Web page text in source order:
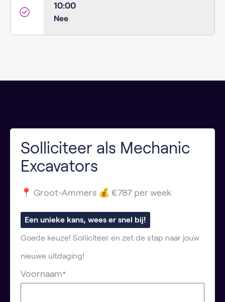
10:00
Nee
Solliciteer als Mechanic
Excavators
📍 Groot-Ammers 💰 €787 per week
Een unieke kans, wees er snel bij!
Goede keuze! Solliciteer en zet de stap naar jouw
nieuwe uitdaging!
Voornaam*